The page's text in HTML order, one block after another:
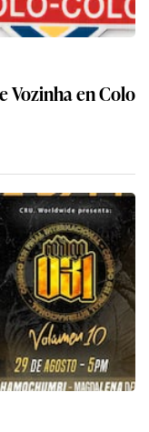
Vozinha en Colo